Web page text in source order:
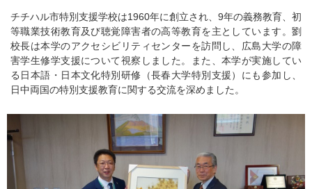
チチハル市特別支援学校は1960年に創立され、9年の義務教育、初
等職業技術教育及び聴覚障害者の高等教育を主としています。劉
校長は本学のアクセシビリティセンターを訪問し、広島大学の障
害学生修学支援について視察しました。また、本学が実施してい
る日本語・日本文化特別研修（長春大学特別支援）にも参加し、
日中両国の特別支援教育に関する交流を深めました。